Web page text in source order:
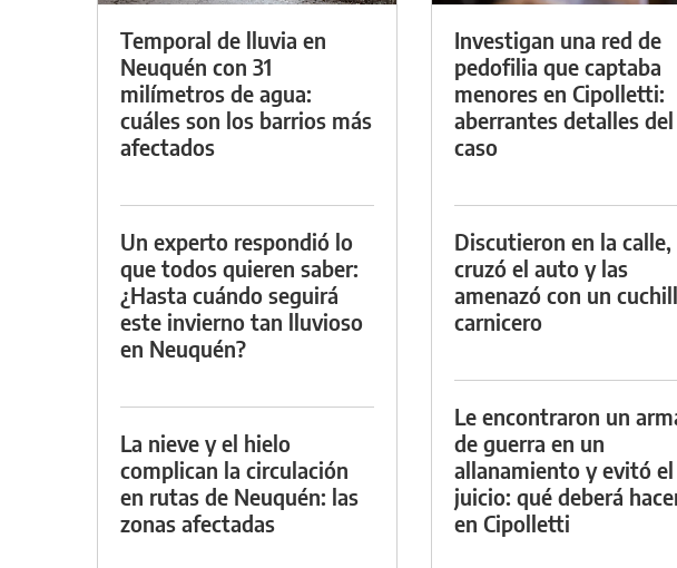
Temporal de lluvia en
Neuquén con 31
milímetros de agua:
cuáles son los barrios más
afectados
Un experto respondió lo
que todos quieren saber:
¿Hasta cuándo seguirá
este invierno tan lluvioso
en Neuquén?
La nieve y el hielo
complican la circulación
en rutas de Neuquén: las
zonas afectadas
Investigan una red de
pedofilia que captaba
menores en Cipolletti:
aberrantes detalles del
caso
Discutieron en la calle,
cruzó el auto y las
amenazó con un
carnicero
Le encontraron un
de guerra en un
allanamiento y evitó el
juicio: qué deberá
en Cipolletti